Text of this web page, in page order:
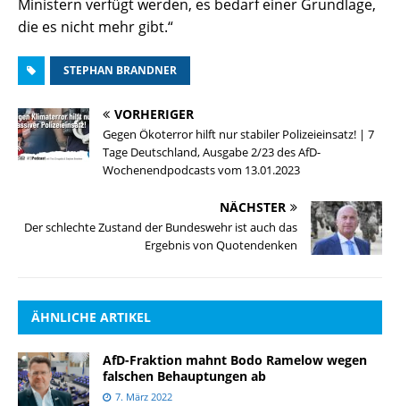
Ministern verfügt werden, es bedarf einer Grundlage,
die es nicht mehr gibt.“
STEPHAN BRANDNER
VORHERIGER
Gegen Ökoterror hilft nur stabiler Polizeieinsatz! | 7
Tage Deutschland, Ausgabe 2/23 des AfD-
Wochenendpodcasts vom 13.01.2023
NÄCHSTER
Der schlechte Zustand der Bundeswehr ist auch das
Ergebnis von Quotendenken
ÄHNLICHE ARTIKEL
AfD-Fraktion mahnt Bodo Ramelow wegen
falschen Behauptungen ab
7. März 2022